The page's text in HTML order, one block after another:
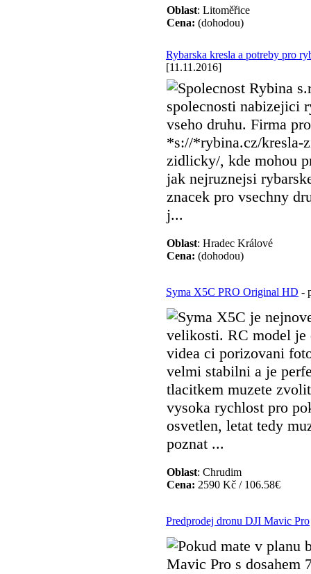
Oblast: Litoměřice
Cena: (dohodou)
Rybarska kresla a potreby pro
[11.11.2016]
Spolecnost Rybina
spolecnosti nabizejici
vseho druhu. Firma
*s://*rybina.cz/kresla-
zidlicky/, kde mohou
jak nejruznejsi
znacek pro vsechny
j...
Oblast: Hradec Králové
Cena: (dohodou)
Syma X5C PRO Original HD -
Syma X5C je
velikosti. RC model je
videa ci porizovani
velmi stabilni a je
tlacitkem muzete
vysoka rychlost pro
osvetlen, letat tedy
poznat ...
Oblast: Chrudim
Cena: 2590 Kč / 106.58€
Predprodej dronu DJI Mavic Pro
Pokud mate v planu
Mavic Pro s dosahem